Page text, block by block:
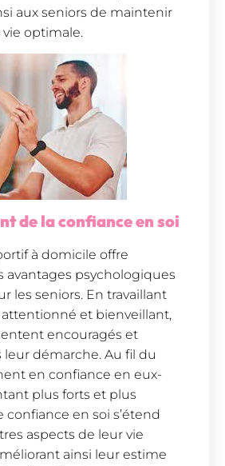
aux seniors de maintenir
optimale.
de la confiance en soi
à domicile offre
avantages psychologiques
les seniors. En travaillant
attentionné et bienveillant,
encouragés et
démarche. Au fil du
en confiance en eux-
plus forts et plus
confiance en soi s’étend
aspects de leur vie
ainsi leur estime